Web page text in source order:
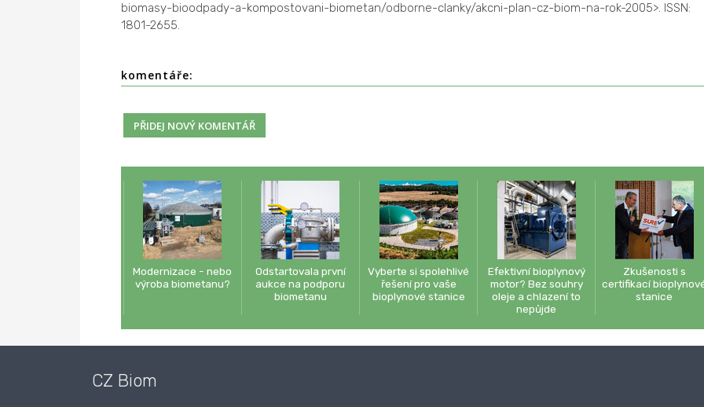
biomasy-bioodpady-a-kompostovani-biometan/odborne-clanky/akcni-plan-cz-biom-na-rok-2005>. ISSN:
1801-2655.
komentáře:
Modernizace - nebo
výroba biometanu?
Odstartovala první
aukce na podporu
biometanu
Vyberte si spolehlivé
řešení pro vaše
bioplynové stanice
Efektivní bioplynový
motor? Bez souhry
oleje a chlazení to
nepůjde
Zkušenosti s
certifikací
stanice
CZ Biom